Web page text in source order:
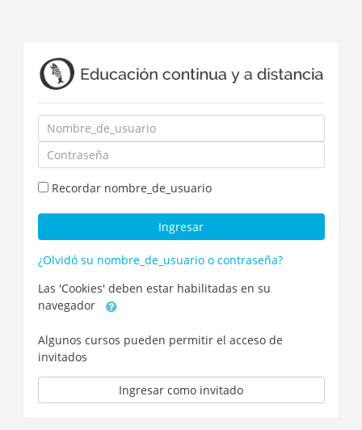
contenido
principal
Nombre_de_usuario
Contraseña
Recordar nombre_de_usuario
Ingresar
¿Olvidó su nombre_de_usuario o contraseña?
Las 'Cookies' deben estar habilitadas en su
navegador
Algunos cursos pueden permitir el acceso de
invitados
Ingresar como invitado